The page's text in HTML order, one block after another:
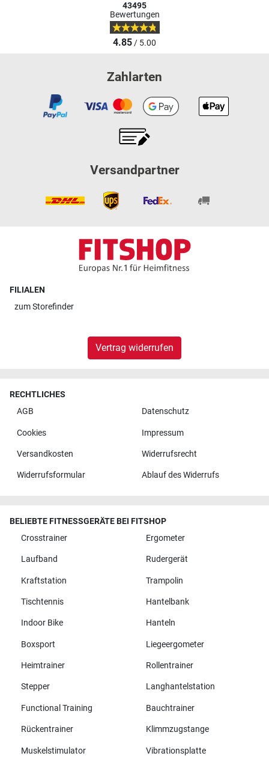
43495
Bewertungen
4.85/ 5.00
Zahlarten
Versandpartner
FILIALEN
zumStorefinder
Vertrag widerrufen
RECHTLICHES
AGB
Datenschutz
Cookies Impressum
Versandkosten Widerrufsrecht
Widerrufsformular Ablauf des Widerrufs
BELIEBTE FITNESSGERÄTE BEI FITSHOP
Crosstrainer
Ergometer
Laufband Rudergerät
Kraftstation Trampolin
Tischtennis Hantelbank
Indoor Bike Hanteln
Boxsport Liegeergometer
Heimtrainer Rollentrainer
Stepper Langhantelstation
Functional Training Bauchtrainer
Rückentrainer Klimmzugstange
Muskelstimulator Vibrationsplatte